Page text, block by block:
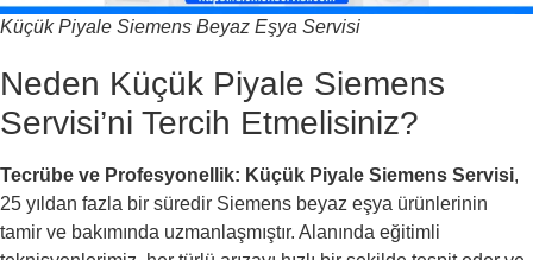
Küçük Piyale Siemens Beyaz Eşya Servisi
Neden Küçük Piyale Siemens
Servisi’ni Tercih Etmelisiniz?
Tecrübe ve Profesyonellik: Küçük Piyale Siemens Servisi,
25 yıldan fazla bir süredir Siemens beyaz eşya ürünlerinin
tamir ve bakımında uzmanlaşmıştır. Alanında eğitimli